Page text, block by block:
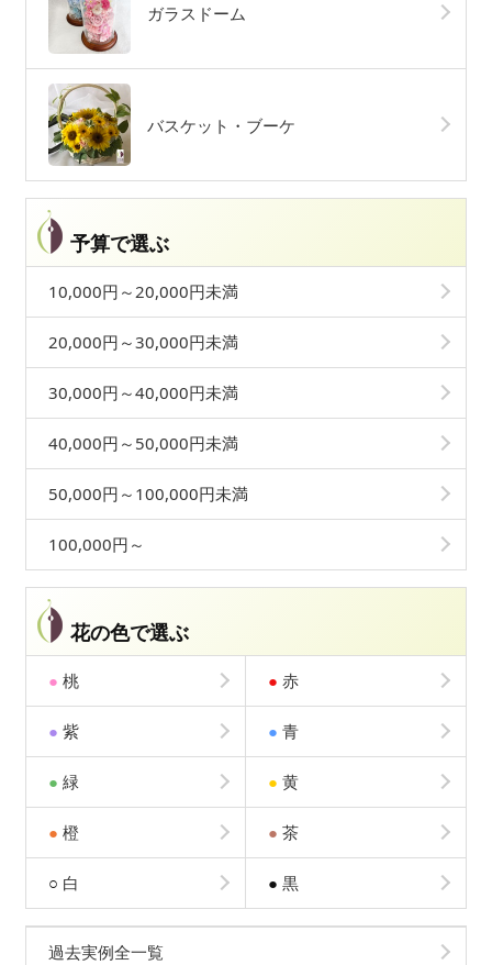
ガラスドーム
バスケット・ブーケ
予算で選ぶ
10,000円～20,000円未満
20,000円～30,000円未満
30,000円～40,000円未満
40,000円～50,000円未満
50,000円～100,000円未満
100,000円～
花の色で選ぶ
● 桃 ● 赤
● 紫 ● 青
● 緑 ● 黄
● 橙 ● 茶
○ 白 ● 黒
過去実例全一覧